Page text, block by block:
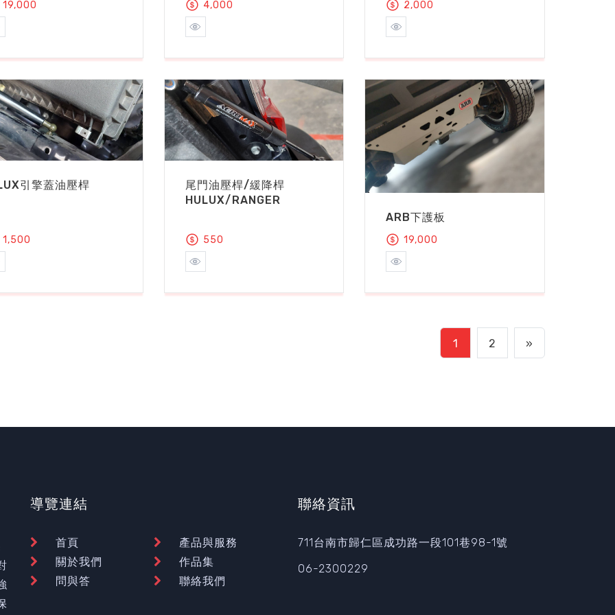
19,000 4,000 2,000
引擎蓋油壓桿
1,500
尾門油壓桿/緩降桿
HULUX/RANGER
550
ARB下護板
19,000
1 2 »
導覽連結
首頁
產品與服務
關於我們
作品集
問與答
聯絡我們
聯絡資訊
711台南市歸仁區成功路一段101巷98-1號
06-2300229